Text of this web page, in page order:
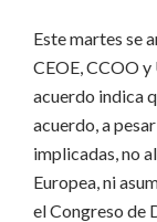
Este martes se
CEOE, CCOO
acuerdo indica
acuerdo, a
implicadas, no
Europea, ni
el Congreso de